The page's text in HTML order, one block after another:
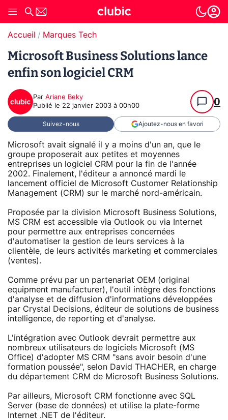
Accueil Marques Tech
Microsoft Business Solutions lance
enfin son logiciel CRM
Par Ariane Beky
Publié le 22 janvier 2003 à 00h00 0
Suivez-nous Ajoutez-nous en favori
Microsoft avait signalé il y a moins d'un an, que le
groupe proposerait aux petites et moyennes
entreprises un logiciel CRM pour la fin de l'année
2002. Finalement, l'éditeur a annoncé mardi le
lancement officiel de Microsoft Customer Relationship
Management (CRM) sur le marché nord-américain.
Proposée par la division Microsoft Business Solutions,
MS CRM est accessible via Outlook ou via Internet
pour permettre aux entreprises concernées
d'automatiser la gestion de leurs services à la
clientèle, de leurs activités marketing et commerciales
(ventes).
Comme prévu par un partenariat OEM (original
equipment manufacturer), l'outil intègre des fonctions
d'analyse et de diffusion d'informations développées
par Crystal Decisions, éditeur de solutions de business
intelligence, de reporting et d'analyse.
L'intégration avec Outlook devrait permettre aux
nombreux utilisateurs de logiciels Microsoft (MS
Office) d'adopter MS CRM "sans avoir besoin d'une
formation poussée", selon David THACHER, en charge
du département CRM de Microsoft Business Solutions.
Par ailleurs, Microsoft CRM fonctionne avec SQL
Server (base de données) et utilise la plate-forme
Internet .NET de l'éditeur.